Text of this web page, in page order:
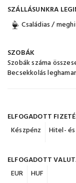
SZÁLLÁSUNKRA
Családias /
SZOBÁK
Szobák száma
Becsekkolás
ELFOGADOTT
Készpénz
Hitel-
ELFOGADOTT
EUR
HUF